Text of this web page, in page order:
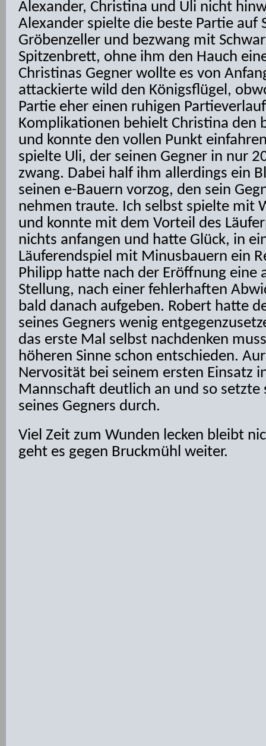
Alexander, Christina und Uli nicht
Alexander spielte die beste Partie auf
Gröbenzeller und bezwang mit
Spitzenbrett, ohne ihm den Hauch
Christinas Gegner wollte es von
attackierte wild den Königsflügel,
Partie eher einen ruhigen
Komplikationen behielt Christina den
und konnte den vollen Punkt
spielte Uli, der seinen Gegner in nur
zwang. Dabei half ihm allerdings ein
seinen e-Bauern vorzog, den sein
nehmen traute. Ich selbst spielte mit
und konnte mit dem Vorteil des
nichts anfangen und hatte Glück, in
Läuferendspiel mit Minusbauern ein
Philipp hatte nach der Eröffnung eine
Stellung, nach einer fehlerhaften
bald danach aufgeben. Robert hatte
seines Gegners wenig
das erste Mal selbst nachdenken
höheren Sinne schon entschieden.
Nervosität bei seinem ersten Einsatz
Mannschaft deutlich an und so setzte
seines Gegners durch.
Viel Zeit zum Wunden lecken bleibt
geht es gegen Bruckmühl weiter.